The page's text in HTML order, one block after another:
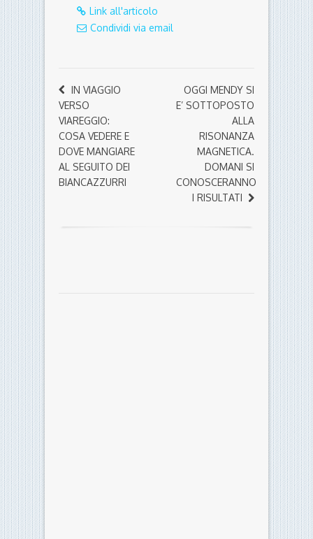
Link all'articolo
Condividi via email
IN VIAGGIO
VERSO
VIAREGGIO:
COSA VEDERE E
DOVE MANGIARE
AL SEGUITO DEI
BIANCAZZURRI
OGGI MENDY SI
E’ SOTTOPOSTO
ALLA
RISONANZA
MAGNETICA.
DOMANI SI
CONOSCERANNO
I RISULTATI